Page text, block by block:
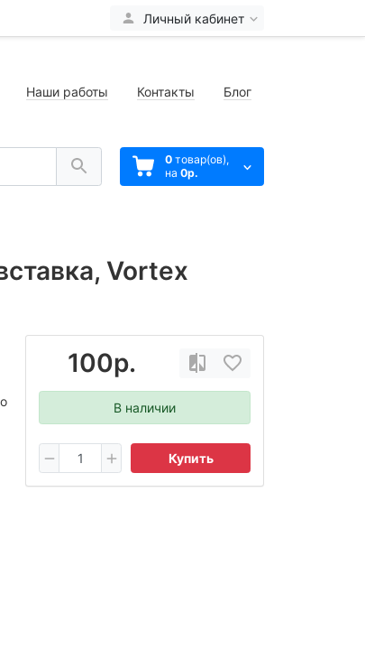
Личный кабинет
Наши работы Контакты Блог
0 товар(ов),
на 0р.
Vortex
100р.
В наличии
Купить